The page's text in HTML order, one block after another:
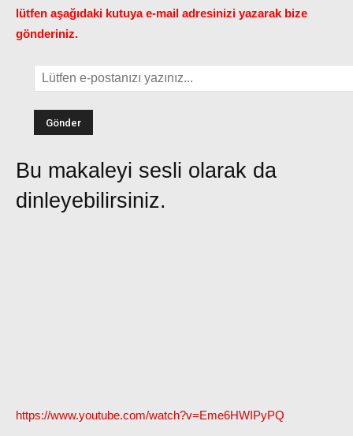
lütfen aşağıdaki kutuya e-mail adresinizi yazarak bize
gönderiniz.
Bu makaleyi sesli olarak da
dinleyebilirsiniz.
https://www.youtube.com/watch?v=Eme6HWIPyPQ